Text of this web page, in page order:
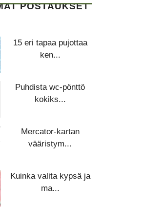
POSTAUKSET
15 eri tapaa pujottaa
ken...
Puhdista wc-pönttö
kokiks...
Mercator-kartan
vääristym...
Kuinka valita kypsä ja
ma...